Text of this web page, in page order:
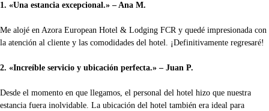
1. «Una estancia excepcional.» – Ana M.
Me alojé en Azora European Hotel & Lodging FCR y quedé impresionada con
la atención al cliente y las comodidades del hotel. ¡Definitivamente regresaré!
2. «Increíble servicio y ubicación perfecta.» – Juan P.
Desde el momento en que llegamos, el personal del hotel hizo que nuestra
estancia fuera inolvidable. La ubicación del hotel también era ideal para